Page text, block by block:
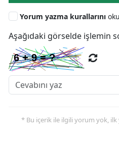
Yorum yazma kurallarını
Aşağıdaki görselde işlemin
* Bu içerik ile ilgili yorum yok, ilk